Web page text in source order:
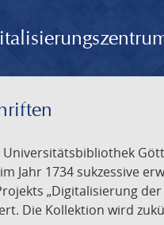
Universitätsbibliothek
Jahr 1734 sukzessive
„Digitalisierung
Die Kollektion wird